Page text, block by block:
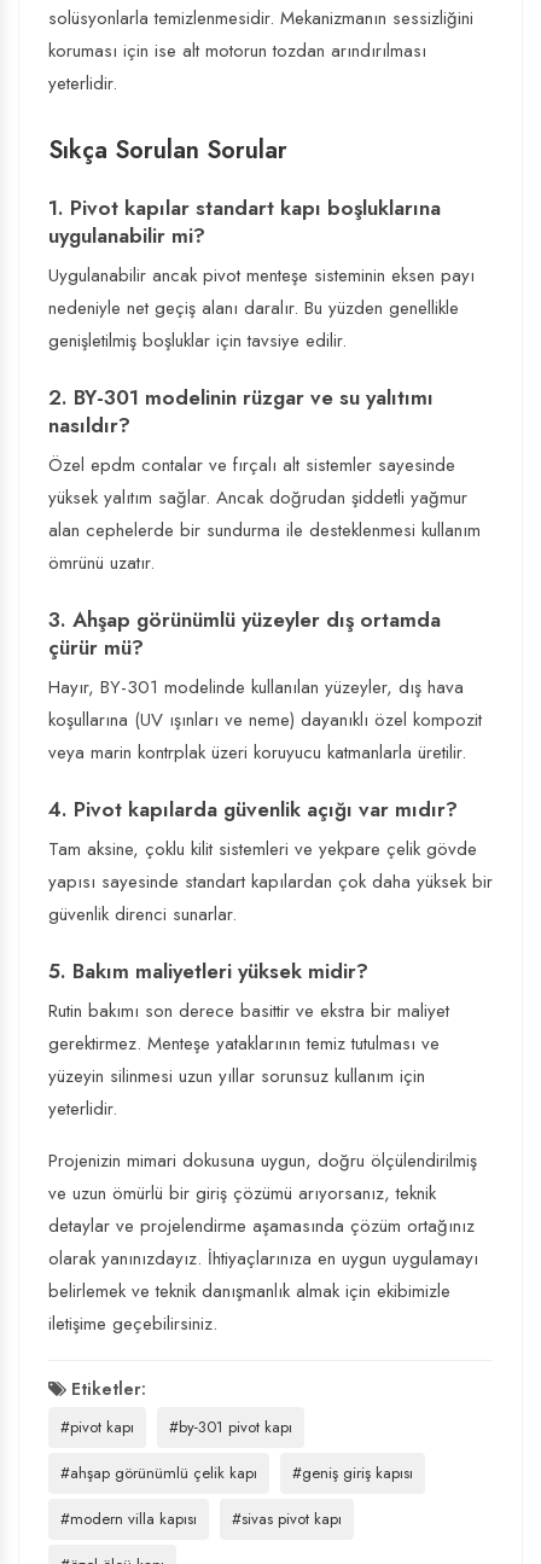
solüsyonlarla temizlenmesidir. Mekanizmanın sessizliğini
koruması için ise alt motorun tozdan arındırılması
yeterlidir.
Sıkça Sorulan Sorular
1. Pivot kapılar standart kapı boşluklarına
uygulanabilir mi?
Uygulanabilir ancak pivot menteşe sisteminin eksen payı
nedeniyle net geçiş alanı daralır. Bu yüzden genellikle
genişletilmiş boşluklar için tavsiye edilir.
2. BY-301 modelinin rüzgar ve su yalıtımı
nasıldır?
Özel epdm contalar ve fırçalı alt sistemler sayesinde
yüksek yalıtım sağlar. Ancak doğrudan şiddetli yağmur
alan cephelerde bir sundurma ile desteklenmesi kullanım
ömrünü uzatır.
3. Ahşap görünümlü yüzeyler dış ortamda
çürür mü?
Hayır, BY-301 modelinde kullanılan yüzeyler, dış hava
koşullarına (UV ışınları ve neme) dayanıklı özel kompozit
veya marin kontrplak üzeri koruyucu katmanlarla üretilir.
4. Pivot kapılarda güvenlik açığı var mıdır?
Tam aksine, çoklu kilit sistemleri ve yekpare çelik gövde
yapısı sayesinde standart kapılardan çok daha yüksek bir
güvenlik direnci sunarlar.
5. Bakım maliyetleri yüksek midir?
Rutin bakımı son derece basittir ve ekstra bir maliyet
gerektirmez. Menteşe yataklarının temiz tutulması ve
yüzeyin silinmesi uzun yıllar sorunsuz kullanım için
yeterlidir.
Projenizin mimari dokusuna uygun, doğru ölçülendirilmiş
ve uzun ömürlü bir giriş çözümü arıyorsanız, teknik
detaylar ve projelendirme aşamasında çözüm ortağınız
olarak yanınızdayız. İhtiyaçlarınıza en uygun uygulamayı
belirlemek ve teknik danışmanlık almak için ekibimizle
iletişime geçebilirsiniz.
Etiketler:
#pivot kapı
#by-301 pivot kapı
#ahşap görünümlü çelik kapı
#geniş giriş kapısı
#modern villa kapısı
#sivas pivot kapı